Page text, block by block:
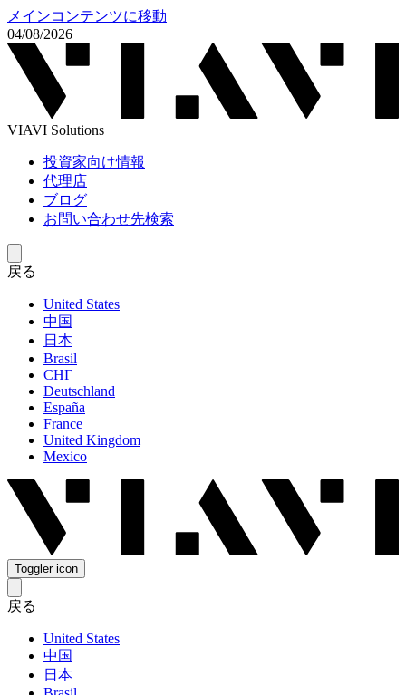
メインコンテンツに移動
04/08/2026
VIAVI Solutions
投資家向け情報
代理店
ブログ
お問い合わせ先検索
戻る
United States
中国
日本
Brasil
СНГ
Deutschland
España
France
United Kingdom
Mexico
Toggler icon
戻る
United States
中国
日本